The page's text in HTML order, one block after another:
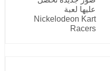
عليها لعبة
Nickelodeon Kart
Racers